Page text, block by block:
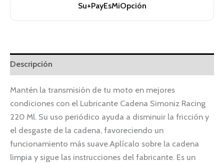
Su+PayEsMiOpción
Descripción
Mantén la transmisión de tu moto en mejores
condiciones con el Lubricante Cadena Simoniz Racing
220 Ml. Su uso periódico ayuda a disminuir la fricción y
el desgaste de la cadena, favoreciendo un
funcionamiento más suave.Aplícalo sobre la cadena
limpia y sigue las instrucciones del fabricante. Es un